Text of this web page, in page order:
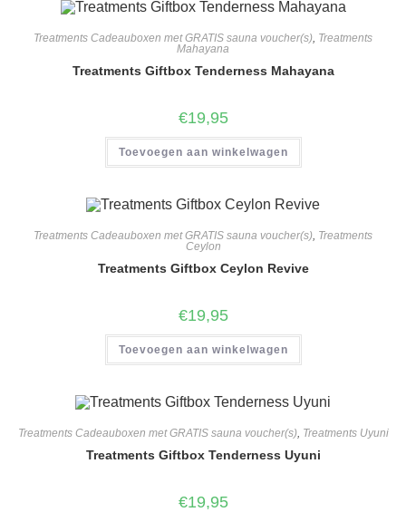
Treatments Cadeauboxen met GRATIS sauna voucher(s) Treatments
Mahayana
Treatments Giftbox Tenderness Mahayana
€19,95
Toevoegen aan winkelwagen
Treatments Cadeauboxen met GRATIS sauna voucher(s), Treatments
Ceylon
Treatments Giftbox Ceylon Revive
€19,95
Toevoegen aan winkelwagen
Treatments Cadeauboxen met GRATIS sauna voucher(s), Treatments Uyuni
Treatments Giftbox Tenderness Uyuni
€19,95